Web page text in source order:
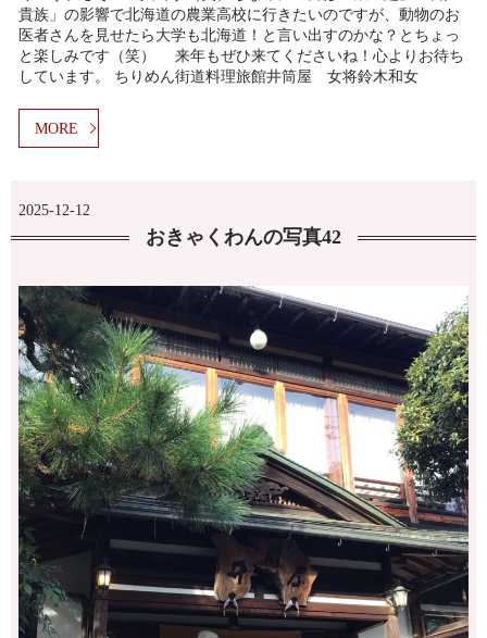
貴族」の影響で北海道の農業高校に行きたいのですが、動物のお
医者さんを見せたら大学も北海道！と言い出すのかな？とちょっ
と楽しみです（笑） 来年もぜひ来てくださいね！心よりお待ち
しています。 ちりめん街道料理旅館井筒屋 女将鈴木和女
MORE
2025-12-12
おきゃくわんの写真42